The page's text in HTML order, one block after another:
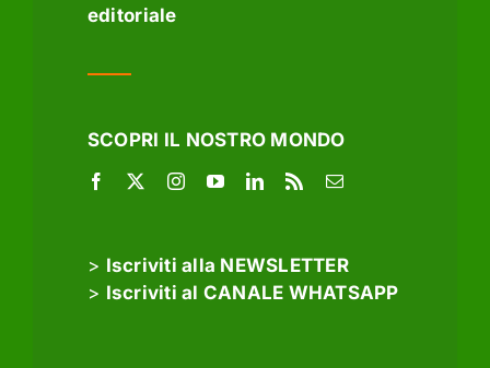
editoriale
SCOPRI IL NOSTRO MONDO
> Iscriviti alla NEWSLETTER
> Iscriviti al CANALE WHATSAPP